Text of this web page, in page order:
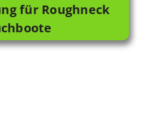
für Roughneck